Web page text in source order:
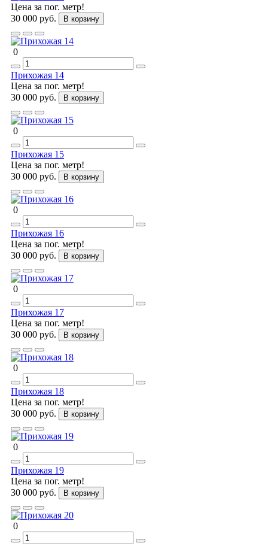
Цена за пог. метр!
30 000 руб.
В корзину
0
Прихожая 14
Цена за пог. метр!
30 000 руб.
В корзину
0
Прихожая 15
Цена за пог. метр!
30 000 руб.
В корзину
0
Прихожая 16
Цена за пог. метр!
30 000 руб.
В корзину
0
Прихожая 17
Цена за пог. метр!
30 000 руб.
В корзину
0
Прихожая 18
Цена за пог. метр!
30 000 руб.
В корзину
0
Прихожая 19
Цена за пог. метр!
30 000 руб.
В корзину
0